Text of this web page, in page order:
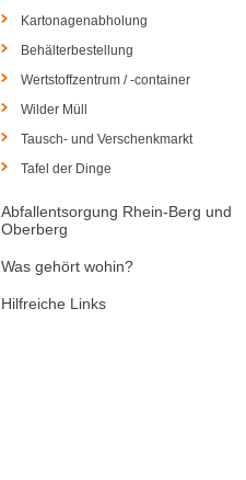
Kartonagenabholung
Behälterbestellung
Wertstoffzentrum / -container
Wilder Müll
Tausch- und Verschenkmarkt
Tafel der Dinge
Abfallentsorgung Rhein-Berg und
Oberberg
Was gehört wohin?
Hilfreiche Links